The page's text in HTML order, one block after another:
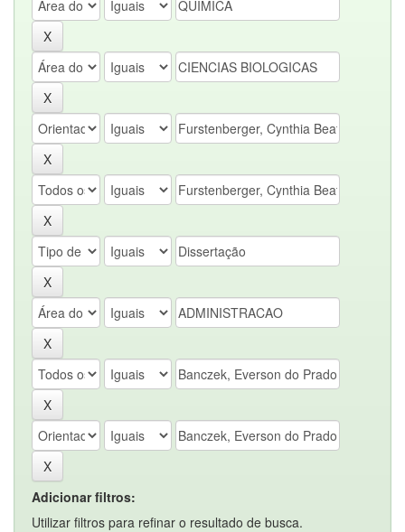
Adicionar filtros:
Utilizar filtros para refinar o resultado de busca.